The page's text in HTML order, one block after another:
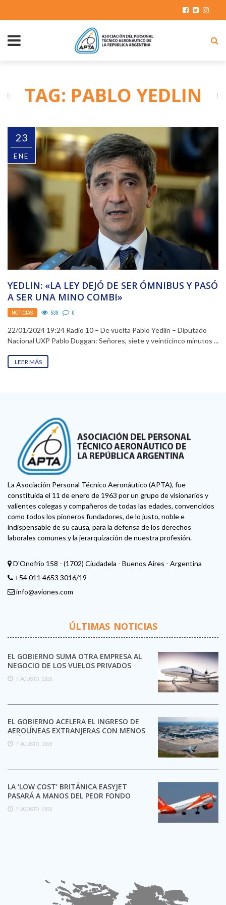
TAG: PABLO YEDLIN
23
ENE
YEDLIN: «LA LEY DEJÓ DE SER ÓMNIBUS Y PASÓ
A SER UNA MINO COMBI»
NOTICIAS 539 0
22/01/2024 19:24 Radio 10 – De vuelta Pablo Yedlin – Diputado
Nacional UXP Pablo Duggan: Señores, siete y veinticinco minutos ...
LEER MÁS
La Asociación Personal Técnico Aeronáutico (APTA), fue
constituida el 11 de enero de 1963 por un grupo de visionarios y
valientes colegas y compañeros de todas las edades, convencidos
como todos los pioneros fundadores, de lo justo, noble e
indispensable de su causa, para la defensa de los derechos
laborales comunes y la jerarquización de nuestra profesión.
D'Onofrio 158 - (1702) Ciudadela - Buenos Aires - Argentina
+54 011 4653 3016/19
info@aviones.com
ÚLTIMAS NOTICIAS
EL GOBIERNO SUMA OTRA EMPRESA AL
NEGOCIO DE LOS VUELOS PRIVADOS
7 AGOSTO, 2026
EL GOBIERNO ACELERA EL INGRESO DE
AEROLÍNEAS EXTRANJERAS CON MENOS
TRÁMITES
7 AGOSTO, 2026
LA ‘LOW COST’ BRITÁNICA EASYJET
PASARÁ A MANOS DEL PEOR FONDO
POSIBLE:
7 AGOSTO, 2026